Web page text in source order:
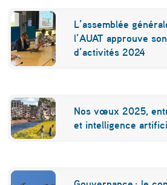
L’assemblée
l’AUAT approuve
d’activités 2024
Nos vœux 2025,
et intelligence